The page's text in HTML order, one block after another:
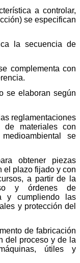
a controlar,
se especifican
la secuencia de
complementa con
se elaboran según
reglamentaciones
de materiales con
se
obtener piezas
el plazo fijado y con
a partir de la
y órdenes de
y cumpliendo las
y protección del
de fabricación
del proceso y de la
útiles y